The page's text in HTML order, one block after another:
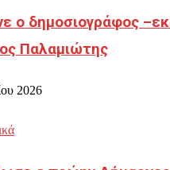
ο δημοσιογράφος
Παλαμιώτης
2026